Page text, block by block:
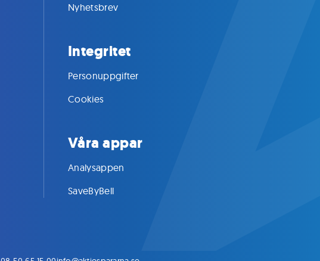
Nyhetsbrev
Integritet
Personuppgifter
Cookies
Våra appar
Analysappen
SaveByBell